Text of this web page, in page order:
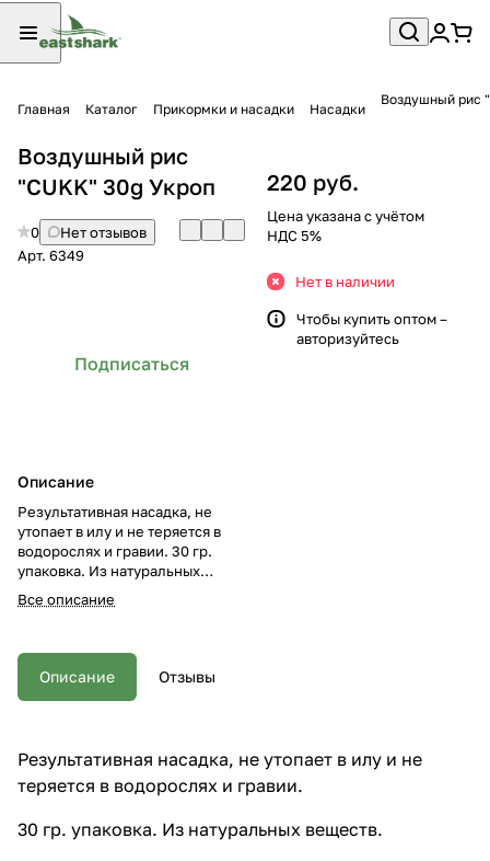
Главная Каталог Прикормки и насадки Насадки
Воздушный рис
"CUKK" 30g Укроп
0
Нет отзывов
Арт. 6349
Подписаться
Описание
Результативная насадка, не
утопает в илу и не теряется в
водорослях и гравии. 30 гр.
упаковка. Из натуральных
веществ. Цена за 1 шт.
Все описание
220 руб.
Цена указана с учётом
НДС 5%
Нет в наличии
Чтобы купить оптом –
авторизуйтесь
Описание Отзывы
Результативная насадка, не утопает в илу и не
теряется в водорослях и гравии.
30 гр. упаковка. Из натуральных веществ.